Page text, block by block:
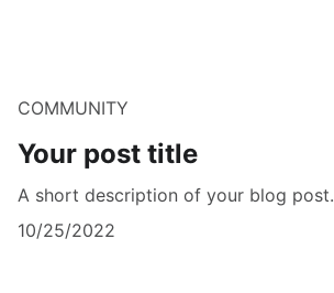
COMMUNITY
Your post title
A short description of your blog post.
10/25/2022